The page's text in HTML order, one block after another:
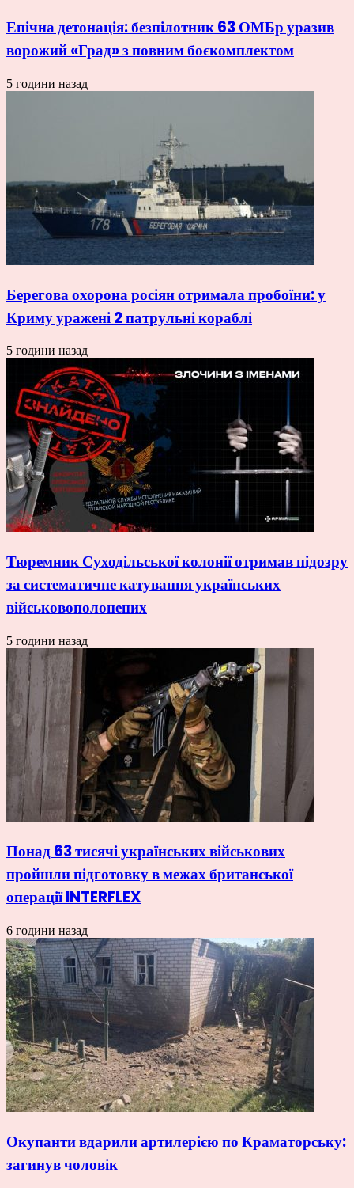
Епічна детонація: безпілотник 63 ОМБр уразив
ворожий «Град» з повним боєкомплектом
5 години назад
Берегова охорона росіян отримала пробоїни: у
Криму уражені 2 патрульні кораблі
5 години назад
Тюремник Суходільської колонії отримав підозру
за систематичне катування українських
військовополонених
5 години назад
Понад 63 тисячі українських військових
пройшли підготовку в межах британської
операції INTERFLEX
6 години назад
Окупанти вдарили артилерією по Краматорську:
загинув чоловік